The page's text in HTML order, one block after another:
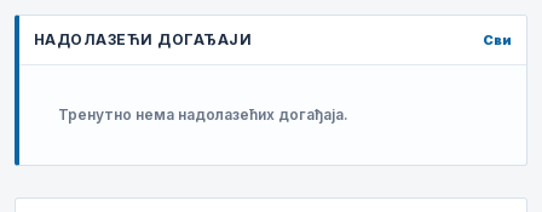
НАДОЛАЗЕЋИ ДОГАЂАЈИ Сви
Тренутно нема надолазећих догађаја.